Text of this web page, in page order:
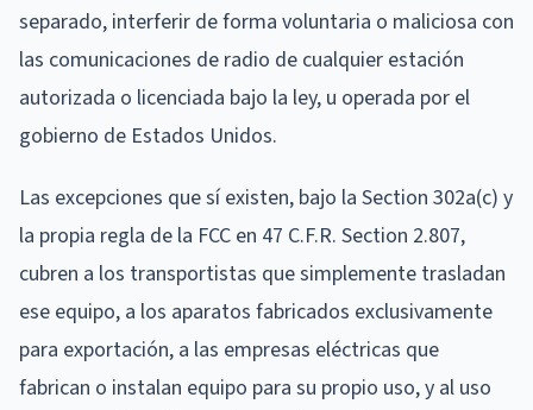
separado, interferir de forma voluntaria o maliciosa con
las comunicaciones de radio de cualquier estación
autorizada o licenciada bajo la ley, u operada por el
gobierno de Estados Unidos.
Las excepciones que sí existen, bajo la Section 302a(c) y
la propia regla de la FCC en 47 C.F.R. Section 2.807,
cubren a los transportistas que simplemente trasladan
ese equipo, a los aparatos fabricados exclusivamente
para exportación, a las empresas eléctricas que
fabrican o instalan equipo para su propio uso, y al uso